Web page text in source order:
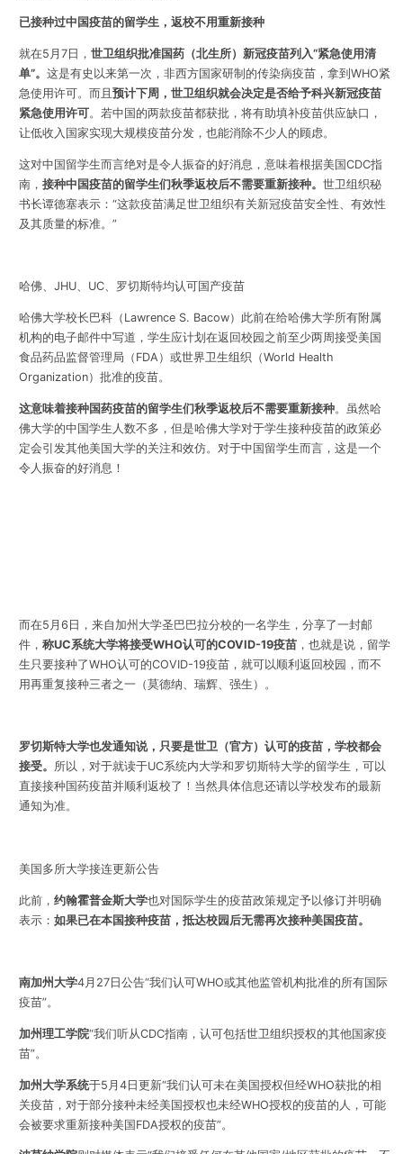
已接种过中国疫苗的留学生，返校不用重新接种
就在5月7日， 世卫组织批准国药（北生所）新冠疫苗列入“紧急使用清
单”。 这是有史以来第一次，非西方国家研制的传染病疫苗，拿到WHO紧
急使用许可。而且 预计下周，世卫组织就会决定是否给予科兴新冠疫苗
紧急使用许可。若中国的两款疫苗都获批，将有助填补疫苗供应缺口，
让低收入国家实现大规模疫苗分发，也能消除不少人的顾虑。
这对中国留学生而言绝对是令人振奋的好消息，意味着根据美国CDC指
南， 接种中国疫苗的留学生们秋季返校后不需要重新接种。 世卫组织秘
书长谭德塞表示：“这款疫苗满足世卫组织有关新冠疫苗安全性、有效性
及其质量的标准。”
哈佛、JHU、UC、罗切斯特均认可国产疫苗
哈佛大学校长巴科（Lawrence S. Bacow）此前在给哈佛大学所有附属
机构的电子邮件中写道，学生应计划在返回校园之前至少两周接受美国
食品药品监督管理局（FDA）或世界卫生组织（World Health
Organization）批准的疫苗。
这意味着接种国药疫苗的留学生们秋季返校后不需要重新接种。 虽然哈
佛大学的中国学生人数不多，但是哈佛大学对于学生接种疫苗的政策必
定会引发其他美国大学的关注和效仿。对于中国留学生而言，这是一个
令人振奋的好消息！
而在5月6日，来自 加州大学圣巴巴拉分校的一名学生，分享了一封邮
件， 称UC系统大学将接受WHO认可的COVID-19疫苗， 也就是说，留学
生只要接种了WHO认可的COVID-19疫苗，就可以顺利返回校园，而不
用再重复接种三者之一（莫德纳、瑞辉、强生）。
罗切斯特大学也发通知说，只要是世卫（官方）认可的疫苗，学校都会
接受。 所以，对于就读于UC系统内大学和罗切斯特大学的留学生，可以
直接接种国药疫苗并顺利返校了！当然具体信息还请以学校发布的最新
通知为准。
美国多所大学接连更新公告
此前， 约翰霍普金斯大学也对国际学生的疫苗政策规定予以修订并明确
表示： 如果已在本国接种疫苗，抵达校园后无需再次接种美国疫苗。
南加州大学4月27日公告“我们认可WHO或其他监管机构批准的所有国际
疫苗”。
加州理工学院“我们听从CDC指南，认可包括世卫组织授权的其他国家疫
苗”。
加州大学系统于5月4日更新“我们认可未在美国授权但经WHO获批的相
关疫苗，对于部分接种未经美国授权也未经WHO授权的疫苗的人，可能
会被要求重新接种美国FDA授权的疫苗”。